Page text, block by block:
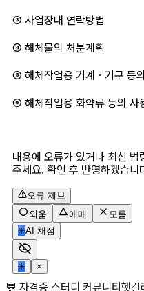
③ 사업장내 연락방법
④ 해체물의 처분계획
⑤ 해체작업용 기계ㆍ기구 등
⑥ 해체작업용 화약류 등의 사
내용에 오류가 있거나 최신 법
주세요. 확인 후 반영하겠습니
오류 제보
외움
애매
모름
✳AI 채점
✳ ×
💬 자격증 스터디 커뮤니티헷갈